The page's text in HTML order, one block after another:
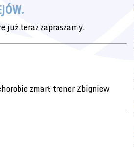
już teraz zapraszamy.
zmarł trener Zbigniew